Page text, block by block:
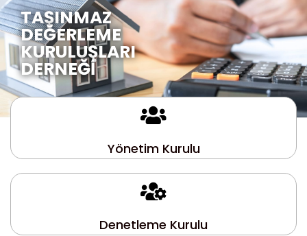
TAŞINMAZ
DEĞERLEME
KURULUŞLARI
DERNEĞİ
Yönetim Kurulu
Denetleme Kurulu